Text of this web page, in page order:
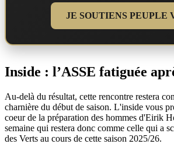
JE SOUTIENS PEUPLE
Inside : l’ASSE fatiguée
Au-delà du résultat, cette rencontre restera
charnière du début de saison. L'inside vous
coeur de la préparation des hommes d'Eirik
semaine qui restera donc comme celle qui a
des Verts au cours de cette saison 2025/26.